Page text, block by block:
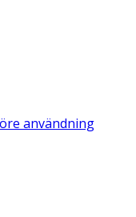
användning